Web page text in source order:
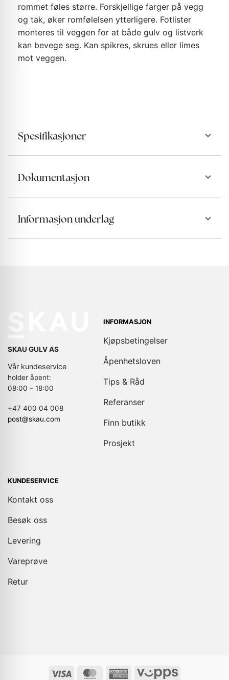
rommet føles større. Forskjellige farger på vegg
og tak, øker romfølelsen ytterligere. Fotlister
monteres til veggen for at både gulv og listverk
kan bevege seg. Kan spikres, skrues eller limes
mot veggen.
Spesifikasjoner
Dokumentasjon
Informasjon underlag
SKAU GULV AS
Vår kundeservice
holder åpent:
08:00 – 18:00
+47 400 04 008
post@skau.com
INFORMASJON
Kjøpsbetingelser
Åpenhetsloven
Tips & Råd
Referanser
Finn butikk
Prosjekt
KUNDESERVICE
Kontakt oss
Besøk oss
Levering
Vareprøve
Retur
Visa MasterCardAmerican Vipps